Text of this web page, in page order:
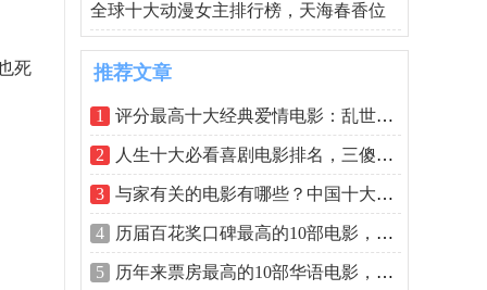
死
全球十大动漫女主排行榜，天海春香位
推荐文章
1 评分最高十大经典爱情电影：乱世佳人上
2 人生十大必看喜剧电影排名，三傻大闹宝
3 与家有关的电影有哪些？中国十大家庭题
4 历届百花奖口碑最高的10部电影，高山下
5 历年来票房最高的10部华语电影，《长津